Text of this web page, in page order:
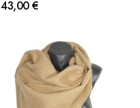
43,00 €